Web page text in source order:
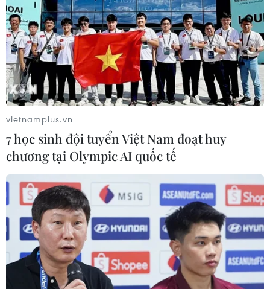
Italy sắp công bố cảng trung chuyển vũ
khí hóa học Syria
13/01/2014 14:06
Tên cảng biển của Italy là điểm trung chuyển số vũ khí
hóa học của Syria sẽ được công bố vào ngày 16/1.
vietnamplus.vn
7 học sinh đội tuyển Việt Nam đoạt huy
chương tại Olympic AI quốc tế